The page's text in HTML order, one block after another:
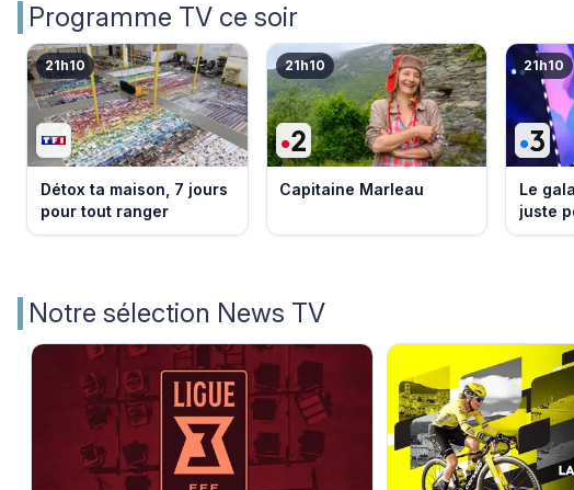
Programme TV ce soir
21h10
Détox ta maison, 7 jours
pour tout ranger
21h10
Capitaine Marleau
21h10
Le
juste
Notre sélection News TV